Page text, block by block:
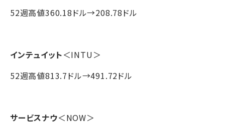
52週高値360.18ドル→208.78ドル
インテュイット＜INTU＞
52週高値813.7ドル→491.72ドル
サービスナウ＜NOW＞